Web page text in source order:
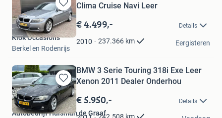
Bewaren
in
Mijn
Favorieten
Clima Cruise Navi Leer
€ 4.499,- Details
2010 237.366 km
Klok Occasions
Berkel en Rodenrijs
Eergisteren
Bewaren
in
Mijn
Favorieten
BMW 3 Serie Touring 318i Exe Leer
Xenon 2011 Dealer Onderhou
€ 5.950,- Details
Autobedrijf Huisman de Graaf